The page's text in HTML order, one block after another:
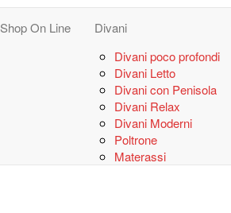
Shop On Line
Divani
Divani poco profondi
Divani Letto
Divani con Penisola
Divani Relax
Divani Moderni
Poltrone
Materassi